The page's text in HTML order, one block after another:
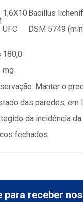
1,6X10
UFC
Bacillus
DSM 5749
180,0
mg
Manter o
das paredes, em
da incidência da
fechados.
para receber